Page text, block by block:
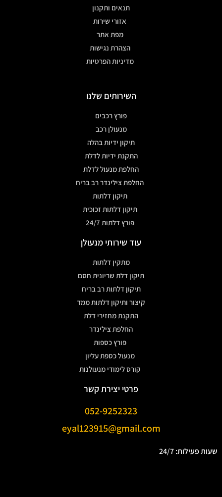
תנאים ותקנון
אזורי שירות
מפת אתר
הצהרת נגישות
מדיניות הפרטיות
השירותים שלנו
פורץ רכבים
מנעולן רכב
תיקון ידיות בהלה
התקנת ידיות לדלת
החלפת מנעול לדלת
החלפת צילינדר רב בריח
תיקון דלתות
תיקון דלתות זכוכית
פורץ דלתות 24/7
עוד שירותי מנעולן
מתקין דלתות
תיקון דלת שריונית חסם
תיקון דלתות רב בריח
קיצור ותיקון דלתות ממד
התקנת מחזירי דלת
החלפת צילינדר
פורץ כספות
מנעול כספת עליון
קורס לימודי מנעולנות
פרטי יצירת קשר
052-9252323
eyal123915@gmail.com
שעות פעילות: 24/7